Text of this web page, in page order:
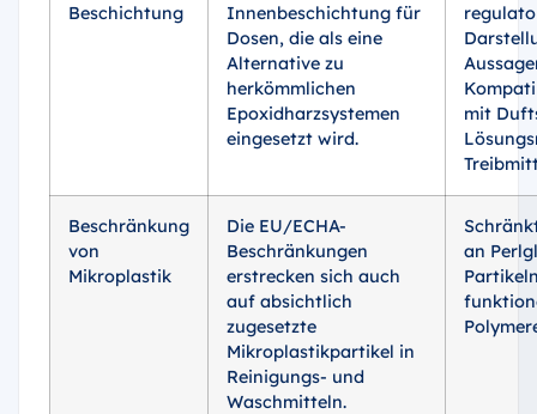
Beschichtung
Innenbeschichtung für
Dosen, die als eine
Alternative zu
herkömmlichen
Epoxidharzsystemen
eingesetzt wird.
mit
Beschränkung
von
Mikroplastik
Die EU/ECHA-
Beschränkungen
erstrecken sich auch
auf absichtlich
zugesetzte
Mikroplastikpartikel in
Reinigungs- und
Waschmitteln.
an